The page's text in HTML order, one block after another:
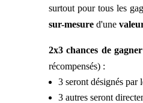
surtout pour tous les
sur-mesure d'une
2x3 chances de gagner
récompensés) :
3 seront désignés par
3 autres seront